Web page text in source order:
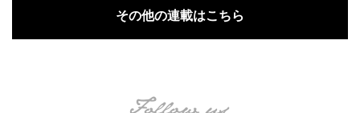
その他の連載はこちら